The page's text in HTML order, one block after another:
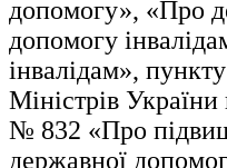
допомогу», «Про
допомогу
інвалідам»,
Міністрів
№ 832 «Про
державної